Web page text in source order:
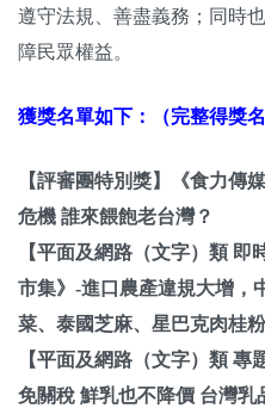
遵守法規、善盡義務；同時
障民眾權益。
獲獎名單如下：（完整得獎
【評審團特別獎】《食力傳
危機 誰來餵飽老台灣？
【平面及網路（文字）類 即
市集》-進口農產違規大增，
菜、泰國芝麻、星巴克肉桂粉
【平面及網路（文字）類
免關稅 鮮乳也不降價 台灣乳